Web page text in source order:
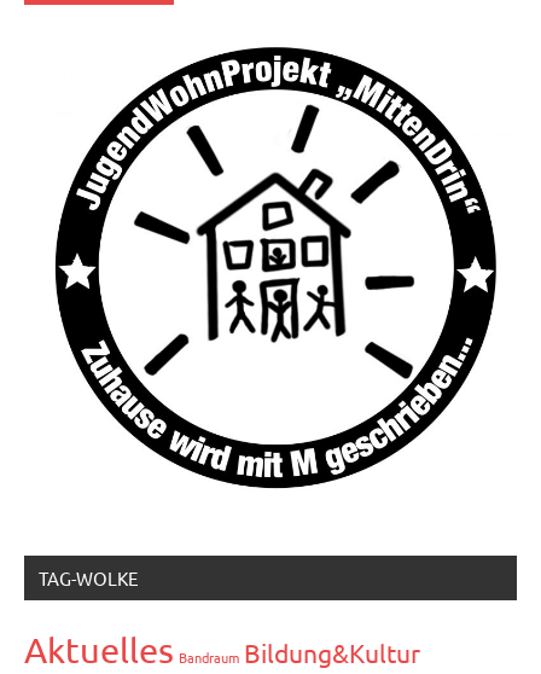
TAG-WOLKE
Aktuelles Bandraum Bildung&Kultur